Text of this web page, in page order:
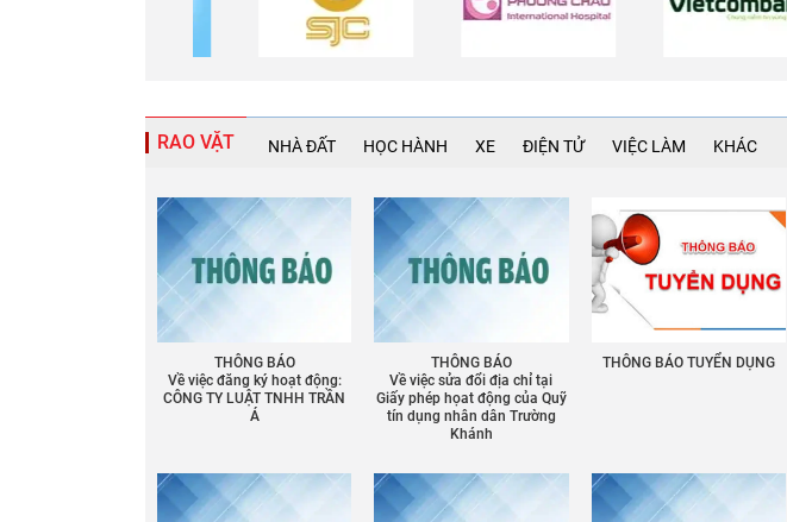
Chia sẻ
Facebook
RAO VẶT NHÀ ĐẤT HỌC HÀNH XE ĐIỆN TỬ VIỆC LÀM KHÁC
THÔNG BÁO
Về việc đăng ký hoạt động:
CÔNG TY LUẬT TNHH TRẦN
Á
THÔNG BÁO
Về việc sửa đổi địa chỉ tại
Giấy phép họat động của Quỹ
tín dụng nhân dân Trường
Khánh
THÔNG BÁO TUYỂN DỤNG